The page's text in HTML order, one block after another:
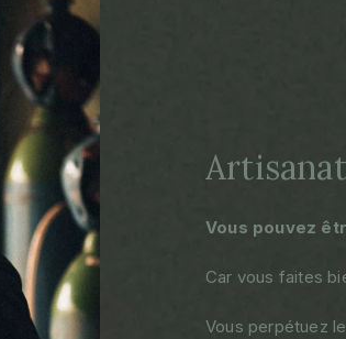
Vous pouvez
Car vous faites
Vous perpétuez